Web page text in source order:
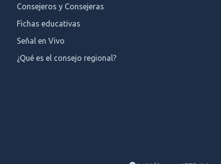
Consejeros y Consejeras
Fichas educativas
Señal en Vivo
¿Qué es el consejo regional?